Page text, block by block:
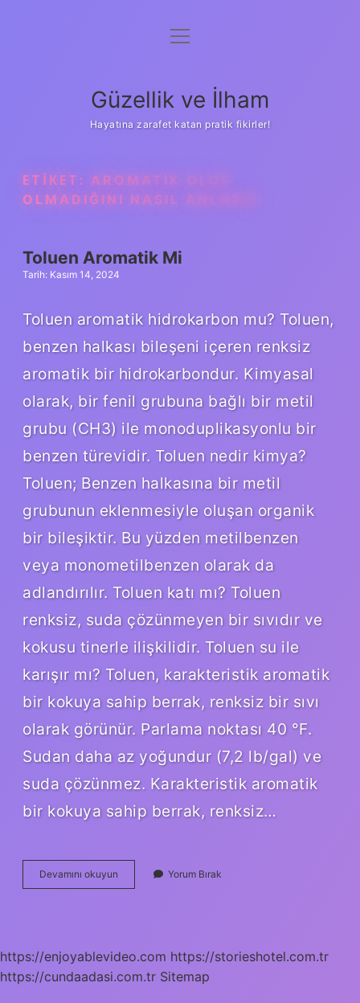
Anasayfa
Yasal Uyarı
menüyü
Güzellik ve İlham
Hayatına zarafet katan pratik fikirler!
ETIKET: AROMATIK OLUP
OLMADIĞINI NASIL ANLARIZ
Toluen Aromatik Mi
Tarih: Kasım 14, 2024
Toluen aromatik hidrokarbon mu? Toluen,
benzen halkası bileşeni içeren renksiz
aromatik bir hidrokarbondur. Kimyasal
olarak, bir fenil grubuna bağlı bir metil
grubu (CH3) ile monoduplikasyonlu bir
benzen türevidir. Toluen nedir kimya?
Toluen; Benzen halkasına bir metil
grubunun eklenmesiyle oluşan organik
bir bileşiktir. Bu yüzden metilbenzen
veya monometilbenzen olarak da
adlandırılır. Toluen katı mı? Toluen
renksiz, suda çözünmeyen bir sıvıdır ve
kokusu tinerle ilişkilidir. Toluen su ile
karışır mı? Toluen, karakteristik aromatik
bir kokuya sahip berrak, renksiz bir sıvı
olarak görünür. Parlama noktası 40 °F.
Sudan daha az yoğundur (7,2 lb/gal) ve
suda çözünmez. Karakteristik aromatik
bir kokuya sahip berrak, renksiz…
Devamını okuyun
Aromatik
Yorum Bırak
https://enjoyablevideo.com https://storieshotel.com.tr
https://cundaadasi.com.tr Sitemap